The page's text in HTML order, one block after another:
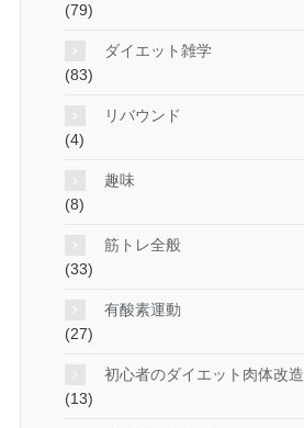
(79)
ダイエット雑学
(83)
リバウンド
(4)
趣味
(8)
筋トレ全般
(33)
有酸素運動
(27)
初心者のダイエット肉体改造
(13)